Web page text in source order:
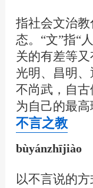
指社会文治
态。“文”指“
关的有差等又
光明、昌明
不尚武，自
为自己的最
不言之教
bùyánzhījiào
以不言说的